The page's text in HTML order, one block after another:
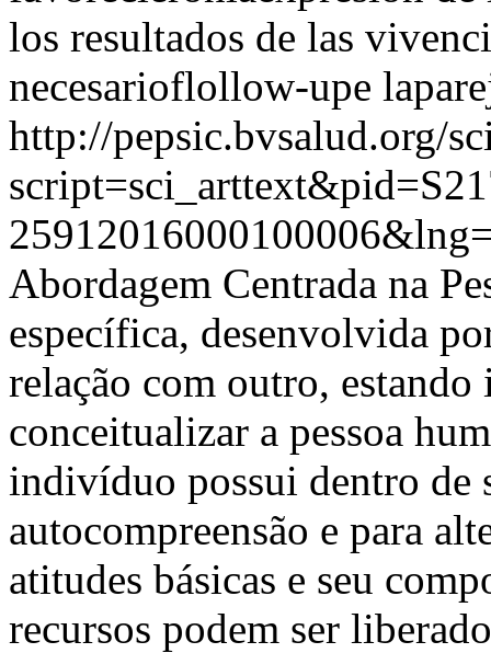
los resultados de las
necesarioflollow-upe
http://pepsic.bvsalud.org/
Abordagem Centrada na
específica, desenvolvida
relação com outro,
conceitualizar a pessoa
indivíduo possui dentro de
autocompreensão e para
atitudes básicas e seu
recursos podem ser